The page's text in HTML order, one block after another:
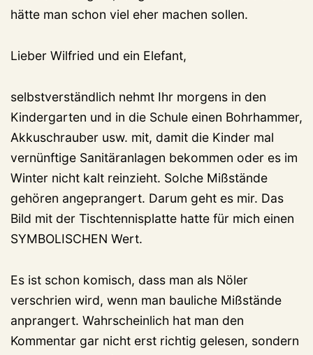
hätte man schon viel eher machen sollen.
Lieber Wilfried und ein Elefant,
selbstverständlich nehmt Ihr morgens in den
Kindergarten und in die Schule einen Bohrhammer,
Akkuschrauber usw. mit, damit die Kinder mal
vernünftige Sanitäranlagen bekommen oder es im
Winter nicht kalt reinzieht. Solche Mißstände
gehören angeprangert. Darum geht es mir. Das
Bild mit der Tischtennisplatte hatte für mich einen
SYMBOLISCHEN Wert.
Es ist schon komisch, dass man als Nöler
verschrien wird, wenn man bauliche Mißstände
anprangert. Wahrscheinlich hat man den
Kommentar gar nicht erst richtig gelesen, sondern